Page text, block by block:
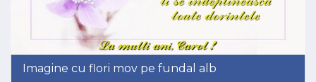
Imagine cu flori mov pe fundal alb